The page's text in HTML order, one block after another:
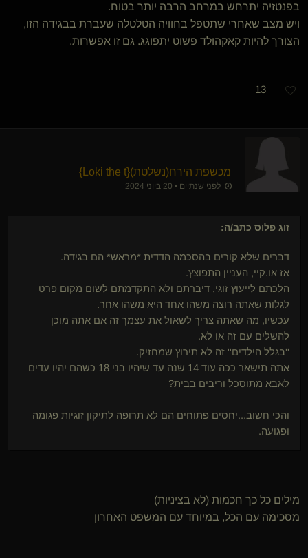
בפנטזיה יתרחש במרחב הרבה יותר בטוח.
ויש מצב שאחרי שתטפל בחוויה הטלטלה שעברת בבגידה הזו,
הצורך להיות קאקהולד פשוט יתפוגג. גם זו אפשרות.
13
מכשפת הירח​(נשלטת)​{
Loki the t
}
לפני שנתיים • 20 ביוני 2024
זוג פלוס כתב/ה:
דברים שלא קורים בהסכמה הדדית *מראש* הם בגידה.
אז או.קיי, העניין התפוצץ.
הלכתם לייעוץ זוגי, דיברתם ולא התקדמתם לשום מקום פרט
לגלות שאתה רוצה משהו אחד היא משהו אחר.
עכשיו, מה שאתה צריך לשאול את עצמך זה אם אתה מוכן
להשלים עם זה או לא.
''בגלל הילדים'' זה לא תירוץ שמחזיק.
אתה תישאר ככה עוד 14 שנה עד שיהיו בני 18 כשהם יהיו עדים
לאבא מתוסכל וריבים בבית?
והכי חשוב...יחסים פתוחים הם לא תרופה לתיקון זוגיות פגומה
ופגועה.
מילים כל כך חכמות (לא בציניות)
מסכימה עם הכל, במיוחד עם המשפט האחרון